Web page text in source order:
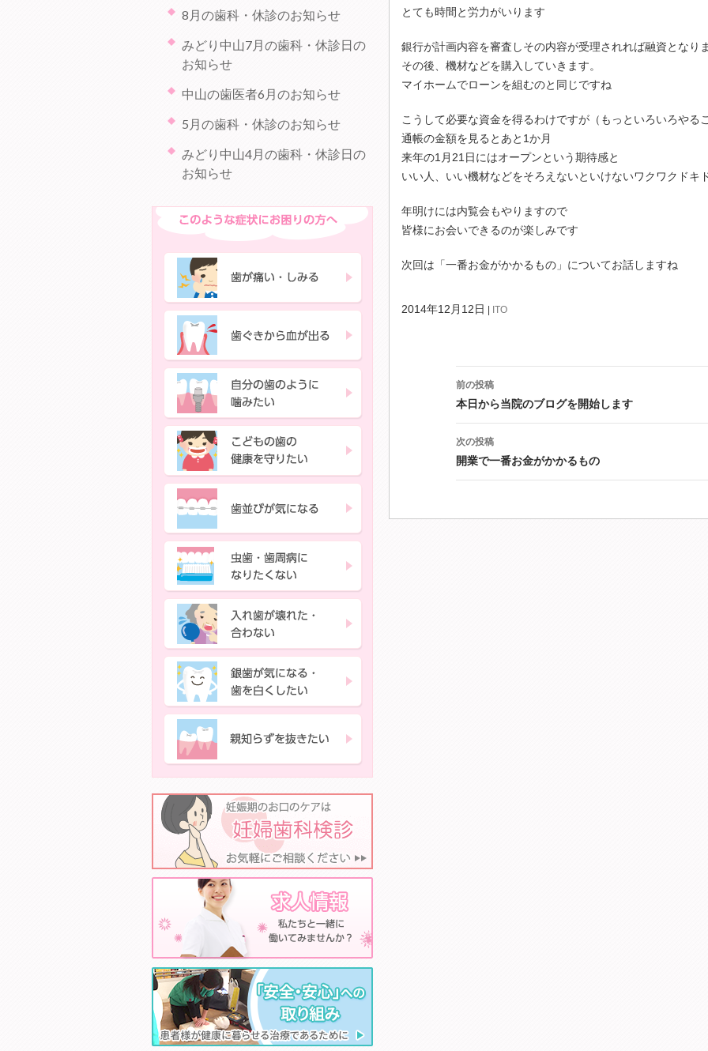
とても時間と労力がいります
銀行が計画内容を審査しその内容が受理されれば融資となり
その後、機材などを購入していきます。
マイホームでローンを組むのと同じですね
こうして必要な資金を得るわけですが（もっといろいろやる
通帳の金額を見るとあと1か月
来年の1月21日にはオープンという期待感と
いい人、いい機材などをそろえないといけないワクワクドキ
年明けには内覧会もやりますので
皆様にお会いできるのが楽しみです
次回は「一番お金がかかるもの」についてお話しますね
2014年12月12日 ITO
稿
ナ
ー
シ
ョ
前の投稿
本日から当院のブログを開始します
次の投稿
開業で一番お金がかかるもの
8月の歯科・休診のお知らせ
みどり中山7月の歯科・休診日の
お知らせ
中山の歯医者6月のお知らせ
5月の歯科・休診のお知らせ
みどり中山4月の歯科・休診日の
お知らせ
このような症状にお困りの方へ
歯が痛い・しみる
歯ぐきから血が出る
自分の歯のように噛みたい
子どもの歯の健康を守りたい">